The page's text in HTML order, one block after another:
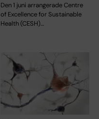
Den 1 juni arrangerade Centre
of Excellence for Sustainable
Health (CESH)…